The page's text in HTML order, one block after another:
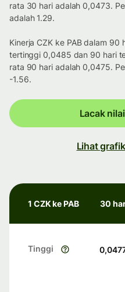
rata 30 hari adalah 0,0473.
adalah 1.29.
Kinerja CZK ke PAB dalam
tertinggi 0,0485 dan 90 hari
rata 90 hari adalah 0,0475.
-1.56.
Lacak
Lihat
1 CZK ke PAB 30
Tinggi